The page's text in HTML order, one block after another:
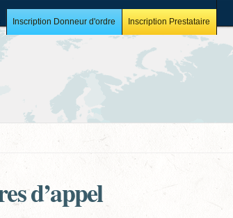
Aller au
contenu
Inscription Donneur d'ordre Inscription Prestataire
d’appel